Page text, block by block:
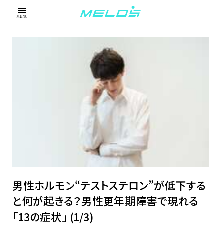
MENU
男性ホルモン“テストステロン”が低下する
と何が起きる？男性更年期障害で現れる
「13の症状」 (1/3)